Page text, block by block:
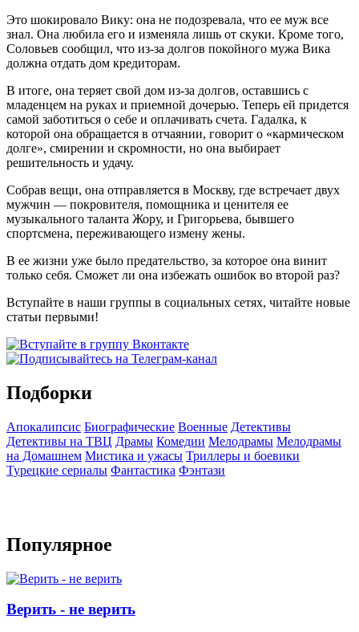
Это шокировало Вику: она не подозревала, что ее муж все
знал. Она любила его и изменяла лишь от скуки. Кроме того,
Соловьев сообщил, что из-за долгов покойного мужа Вика
должна отдать дом кредиторам.
В итоге, она теряет свой дом из-за долгов, оставшись с
младенцем на руках и приемной дочерью. Теперь ей придется
самой заботиться о себе и оплачивать счета. Гадалка, к
которой она обращается в отчаянии, говорит о «кармическом
долге», смирении и скромности, но она выбирает
решительность и удачу.
Собрав вещи, она отправляется в Москву, где встречает двух
мужчин — покровителя, помощника и ценителя ее
музыкального таланта Жору, и Григорьева, бывшего
спортсмена, переживающего измену жены.
В ее жизни уже было предательство, за которое она винит
только себя. Сможет ли она избежать ошибок во второй раз?
Вступайте в наши группы в социальных сетях, читайте новые
статьи первыми!
Подборки
Апокалипсис Биографические Военные Детективы
Детективы на ТВЦ Драмы Комедии Мелодрамы Мелодрамы
на Домашнем Мистика и ужасы Триллеры и боевики
Турецкие сериалы Фантастика Фэнтази
Популярное
Верить - не верить